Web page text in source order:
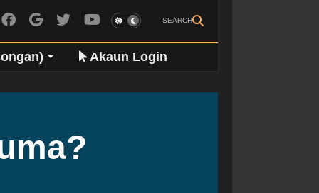
SEARCH
Akaun Login